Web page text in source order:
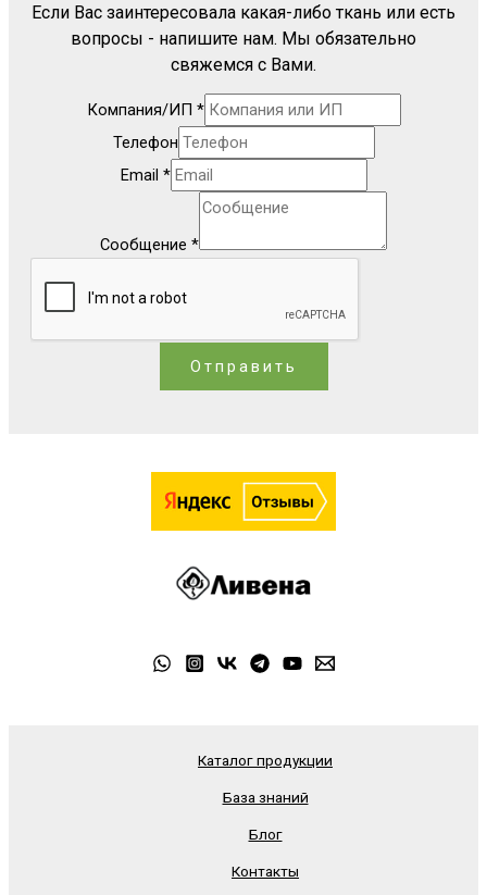
Если Вас заинтересовала какая-либо ткань или есть
вопросы - напишите нам. Мы обязательно
свяжемся с Вами.
Компания/ИП *
Телефон
Email *
Сообщение *
Отправить
Каталог продукции
База знаний
Блог
Контакты